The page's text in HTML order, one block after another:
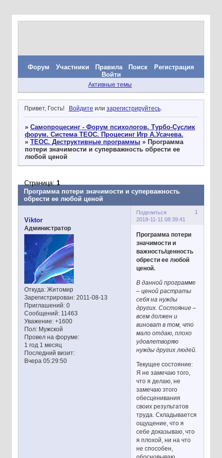
Форум Участники Правила Поиск
Регистрация
Войти
Активные темы
Привет, Гость! Войдите или зарегистрируйтесь.
» Самопроцесинг - Форум психологов. Турбо-Суслик
форум. Система ТЕОС. Процесинг Игр А.Усачева.
» ТЕОС. Деструктивные программы » Программа
потери значимости и суперважность обрести ее
любой ценой
Программа потери значимости и суперважность
обрести ее любой ценой
Страница:1
Поделиться
1
2018-11-11 08:39:41
Viktor
Администратор
Откуда:Житомир
Зарегистрирован: 2011-08-13
Приглашений:0
Сообщений:11463
Уважение: +1600
Пол:Мужской
Провел на форуме:
1 год 1 месяц
Последний визит:
Вчера 05:29:50
Программа потери
значимости и
важность/ценность
обрести ее любой
ценой.
В данной программе
– ценой растраты
себя на нужды
других. Состояние –
всем должен и
виноват в том, что
мало отдаю, плохо
удовлетворяю
нужды других людей.
Текущее состояние:
Я не замечаю того,
что я делаю, не
замечаю этого
обесценивания
своих результатов
труда. Складывается
ощущение, что я
себе доказываю, что
я плохой, ни на что
не способен,